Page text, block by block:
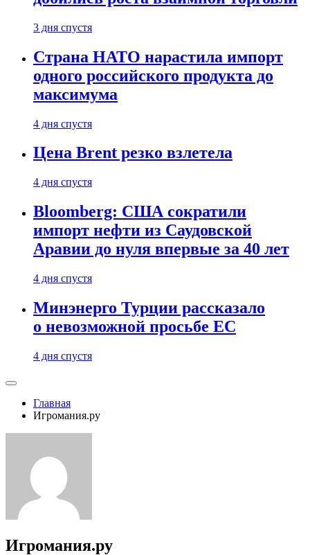
3 дня спустя
Страна НАТО нарастила импорт
одного российского продукта до
максимума
4 дня спустя
Цена Brent резко взлетела
4 дня спустя
Bloomberg: США сократили
импорт нефти из Саудовской
Аравии до нуля впервые за 40 лет
4 дня спустя
Минэнерго Турции рассказало
о невозможной просьбе ЕС
4 дня спустя
Главная
Игромания.ру
Игромания.ру